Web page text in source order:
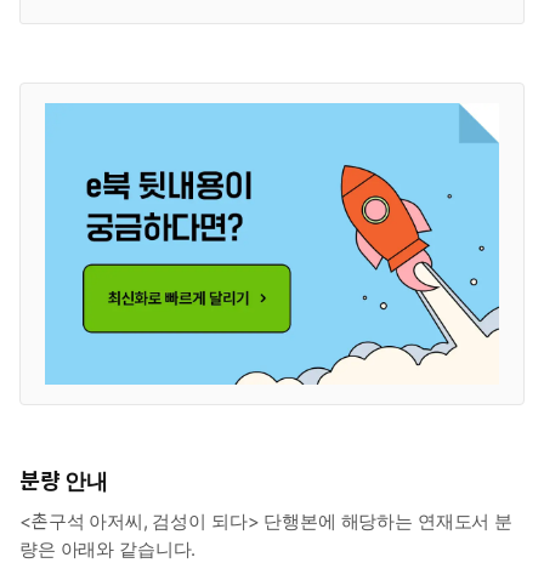
분량 안내
<촌구석 아저씨, 검성이 되다> 단행본에 해당하는 연재도서 분
량은 아래와 같습니다.